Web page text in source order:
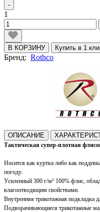
-
1
В КОРЗИНУ Купить в 1
Бренд: Rothco
ОПИСАНИЕ
Тактическая супер-плотная
Носится как куртка либо как
погоду.
Усиленный 300 г/м² 100% флис,
влагоотводящим свойствами.
Внутренняя трикотажная подкладка
Подворачивающиеся трикотажные